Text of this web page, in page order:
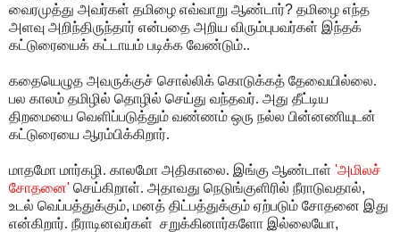
வைரமுத்து அவர்கள் தமிழை எவ்வாறு ஆண்டார்? தமிழை எந்த
அளவு அறிந்திருந்தார் என்பதை அறிய விரும்புபவர்கள் இந்தக்
கட்டுரையைக் கட்டாயம் படிக்க வேண்டும்..
கதையெழுத அவருக்குச் சொல்லிக் கொடுக்கத் தேவையில்லை.
பல காலம் தமிழில் தொழில் செய்து வந்தவர். அது தீட்டிய
திறமையை வெளிப்படுத்தும் வண்ணம் ஒரு நல்ல பின்னணியுடன்
கட்டுரையை ஆரம்பிக்கிறார்.
மாதமோ மார்கழி. காலமோ அதிகாலை. இங்கு ஆண்டாள் 'அமிலச்
சோதனை' செய்கிறாள். அதாவது நெடுங்குளிரில் நீராடுவதால்,
உடல் வெப்பத்துக்கும், மனத் திட்பத்துக்கும் ஏற்படும் சோதனை இது
என்கிறார். நீராடினவர்கள் சறுக்கினார்களோ இல்லையோ,